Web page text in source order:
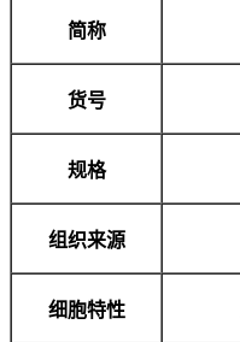
简称
货号
规格
组织来源
细胞特性